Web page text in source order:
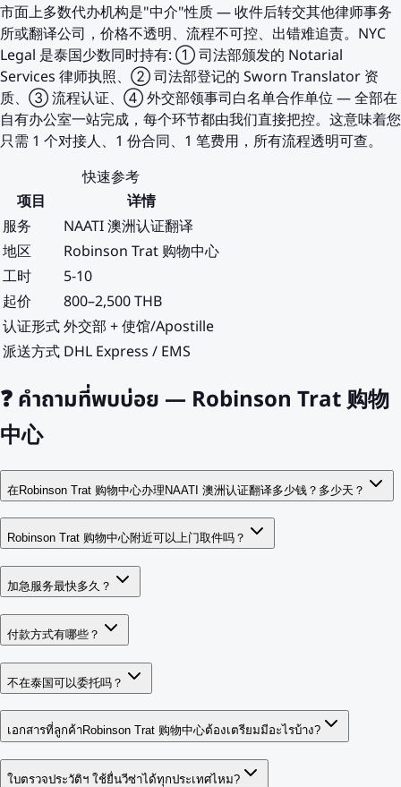
市面上多数代办机构是"中介"性质 — 收件后转交其他律师事务
所或翻译公司，价格不透明、流程不可控、出错难追责。NYC
Legal 是泰国少数同时持有: ① 司法部颁发的 Notarial
Services 律师执照、② 司法部登记的 Sworn Translator 资
质、③ 流程认证、④ 外交部领事司白名单合作单位 — 全部在
自有办公室一站完成，每个环节都由我们直接把控。这意味着您
只需 1 个对接人、1 份合同、1 笔费用，所有流程透明可查。
快速参考
项目
详情
服务
NAATI 澳洲认证翻译
地区
Robinson Trat 购物中心
工时
5-10
起价
800–2,500 THB
认证形式外交部 + 使馆/Apostille
派送方式 DHL Express / EMS
❓คำถามที่พบบ่อย — Robinson Trat 购物
中心
在Robinson Trat 购物中心办理NAATI 澳洲认证翻译多少钱？多少天？
Robinson Trat 购物中心附近可以上门取件吗？
加急服务最快多久？
付款方式有哪些？
不在泰国可以委托吗？
เอกสารที่ลูกค้าRobinson Trat 购物中心ต้องเตรียมมีอะไรบ้าง?
ใบตรวจประวัติฯ ใช้ยื่นวีซ่าได้ทุกประเทศไหม?